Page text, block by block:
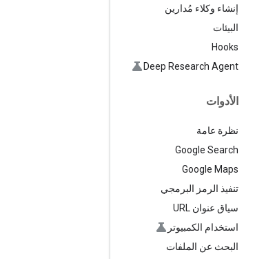
إنشاء وكلاء مُدارين
البيئات
Hooks
Deep Research Agent
الأدوات
نظرة عامة
Google Search
Google Maps
تنفيذ الرمز البرمجي
سياق عنوان URL
استخدام الكمبيوتر
البحث عن الملفات